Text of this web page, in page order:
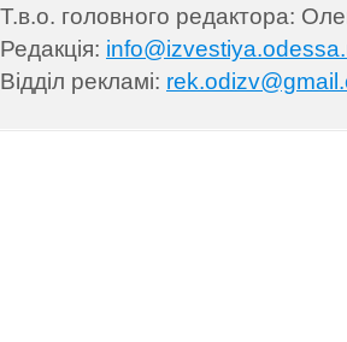
Т.в.о. головного редактора:
Редакція:
Відділ рекламі: